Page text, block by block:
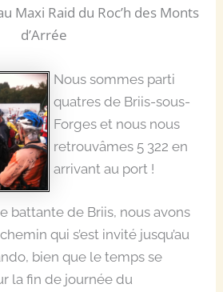
Maxi Raid du Roc’h des Monts
d’Arrée
Nous sommes parti
quatres de Briis-sous-
Forges et nous nous
retrouvâmes 5 322 en
arrivant au port !
battante de Briis, nous avons
qui s’est invité jusqu’au
bien que le temps se
la fin de journée du